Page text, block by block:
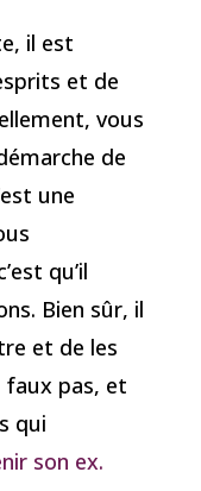
il est
et de
vous
de
une
qu’il
Bien sûr, il
et de les
faux pas, et
qui
son ex.